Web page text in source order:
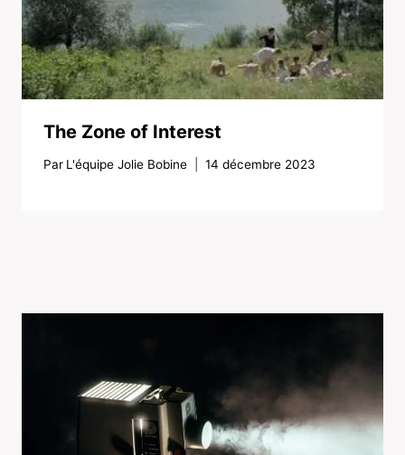
The Zone of Interest
Par L'équipe Jolie Bobine 14 décembre 2023